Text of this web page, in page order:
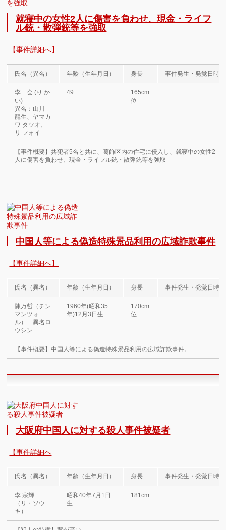
就寝中の女性2人に傷害を負わせ、現金・ライフ
ル銃・散弾銃等を強取
【事件詳細へ】
氏名（異名） 年齢（生年月日） 身長 事件発生・発覚日時
李 会 (り か
い)
異名：山川
龍生、ヤマカ
ワ タツオ、
リ フォイ
49
165cm
位
【事件概要】共犯者5名と共に、葛飾区内の住宅に侵入し、就寝中の女性2
人に傷害を負わせ、現金・ライフル銃・散弾銃等を強取
中国人等による偽造特殊景品利用の広域詐欺事件
【事件詳細へ】
氏名（異名） 年齢（生年月日） 身長 事件発生・発覚日時
陳万哲（チン
マンツォ
ル） 異名ロ
ウシン
1960年(昭和35
年)12月3日生
170cm
位
【事件概要】中国人等による偽造特殊景品利用の広域詐欺事件。
大阪府中国人に対する殺人事件被疑者
【事件詳細へ
氏名（異名） 年齢（生年月日） 身長 事件発生・発覚日時
李 宗輝
（リ・ソウ
キ）
昭和40年7月1日
生
181cm